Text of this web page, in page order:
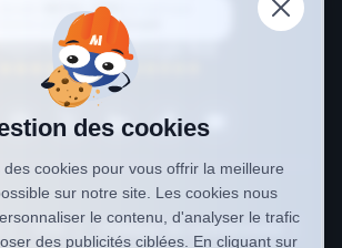
METAL 2000
source préférée surGoogle
CGV Politique de confidentialité
des cookies
des cookies pour vous offrir la meilleure
sur notre site. Les cookies nous
le contenu, d'analyser le trafic
des publicités ciblées. En cliquant sur